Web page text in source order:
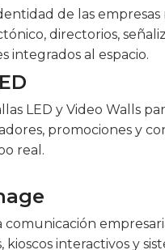
de las
directorios,
integrados al espacio.
LED y Video Walls
promociones y
real.
comunicación
kioscos interactivos y